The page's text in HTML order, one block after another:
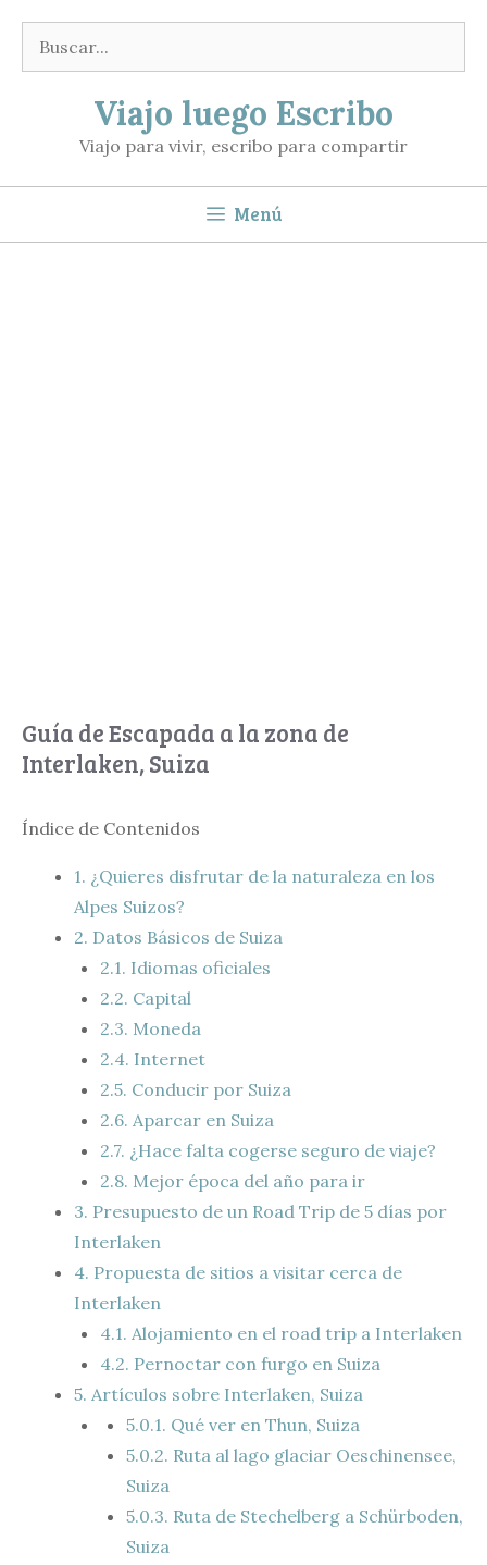
contenido
Buscar:
Viajo luego Escribo
Viajo para vivir, escribo para compartir
Menú
Guía de Escapada a la zona de
Interlaken, Suiza
Índice de Contenidos
1. ¿Quieres disfrutar de la naturaleza en los
Alpes Suizos?
2. Datos Básicos de Suiza
2.1. Idiomas oficiales
2.2. Capital
2.3. Moneda
2.4. Internet
2.5. Conducir por Suiza
2.6. Aparcar en Suiza
2.7. ¿Hace falta cogerse seguro de viaje?
2.8. Mejor época del año para ir
3. Presupuesto de un Road Trip de 5 días por
Interlaken
4. Propuesta de sitios a visitar cerca de
Interlaken
4.1. Alojamiento en el road trip a Interlaken
4.2. Pernoctar con furgo en Suiza
5. Artículos sobre Interlaken, Suiza
5.0.1. Qué ver en Thun, Suiza
5.0.2. Ruta al lago glaciar Oeschinensee,
Suiza
5.0.3. Ruta de Stechelberg a Schürboden,
Suiza